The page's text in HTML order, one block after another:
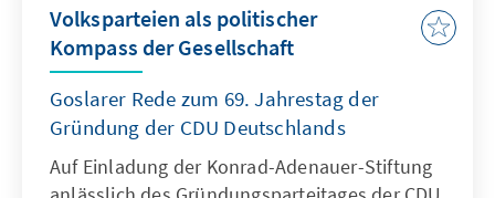
Volksparteien als politischer
Kompass der Gesellschaft
Goslarer Rede zum 69. Jahrestag der
Gründung der CDU Deutschlands
Auf Einladung der Konrad-Adenauer-Stiftung